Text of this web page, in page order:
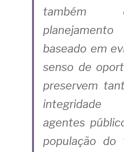
baseado em
senso de
preservem
agentes
população do